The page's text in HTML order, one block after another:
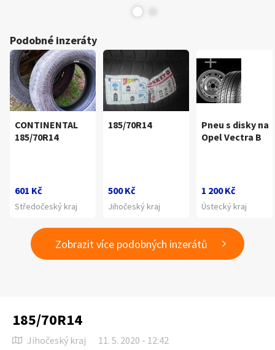
Podobné inzeráty
CONTINENTAL
185/70R14
601 Kč
Středočeský kraj
185/70R14
500 Kč
Jihočeský kraj
Pneu s disky na
Opel Vectra B
1 200 Kč
Ústecký kraj
Zobrazit více podobných inzerátů
185/70R14
Jihočeský kraj 11. 5. 2020 - 12:42